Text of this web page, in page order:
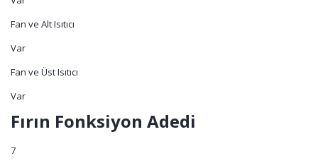
Fan ve Alt Isıtıcı
Var
Fan ve Üst Isıtıcı
Var
Fırın Fonksiyon Adedi
7